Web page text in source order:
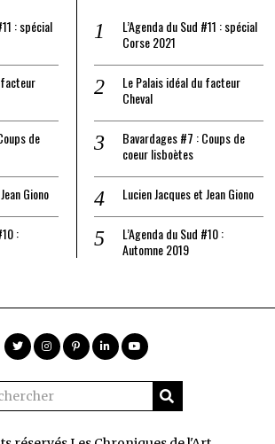
: spécial
de
Giono
:
L’Agenda du Sud #11 : spécial
Corse 2021
Le Palais idéal du facteur
Cheval
Bavardages #7 : Coups de
coeur lisboètes
Lucien Jacques et Jean Giono
L’Agenda du Sud #10 :
Automne 2019